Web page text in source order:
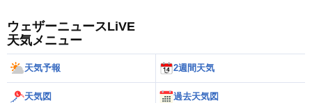
ウェザーニュースLiVE
天気メニュー
天気予報 2週間天気
天気図 過去天気図